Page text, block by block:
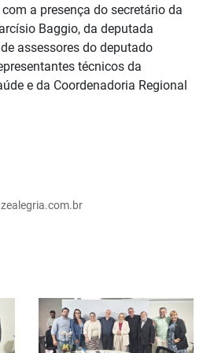
a presença do secretário da
Baggio, da deputada
assessores do deputado
técnicos da
e da Coordenadoria Regional